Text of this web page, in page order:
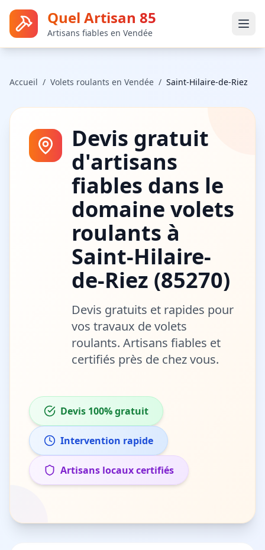
Quel Artisan 85
Artisans fiables en Vendée
Accueil / Volets roulants en Vendée / Saint-Hilaire-de-Riez
Devis gratuit
d'artisans
fiables dans le
domaine volets
roulants à
Saint-Hilaire-
de-Riez (85270)
Devis gratuits et rapides pour
vos travaux devolets
roulants. Artisans fiables et
certifiés près de chez vous.
Devis 100% gratuit
Intervention rapide
Artisans locaux certifiés